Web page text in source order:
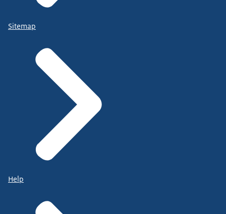
Sitemap
Help